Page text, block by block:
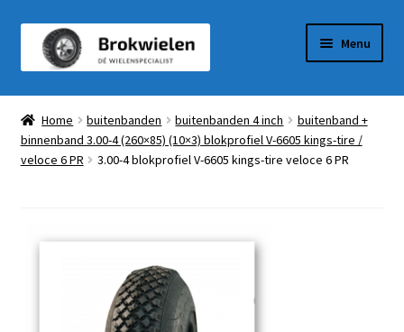
door
navigatie
naar
inhoud
Menu
Winkel
Winkelmandje
Mijn Account
Home buitenbanden buitenbanden 4 inch
buitenband +
binnenband 3.00-4 (260×85) (10×3) blokprofiel V-6605 kings-tire /
veloce 6 PR
3.00-4 blokprofiel V-6605 kings-tire veloce 6 PR